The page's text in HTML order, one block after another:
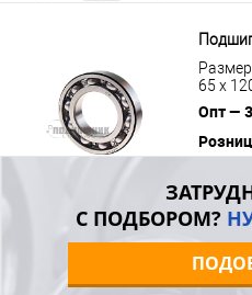
65 x
Опт —
С ПОДБОРОМ?